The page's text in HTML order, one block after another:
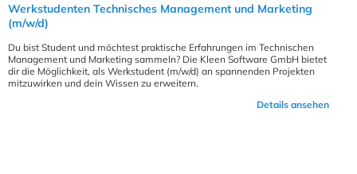
Werkstudenten Technisches Management und Marketing
(m/w/d)
Du bist Student und möchtest praktische Erfahrungen im Technischen
Management und Marketing sammeln? Die Kleen Software GmbH bietet
dir die Möglichkeit, als Werkstudent (m/w/d) an spannenden Projekten
mitzuwirken und dein Wissen zu erweitern.
Details ansehen